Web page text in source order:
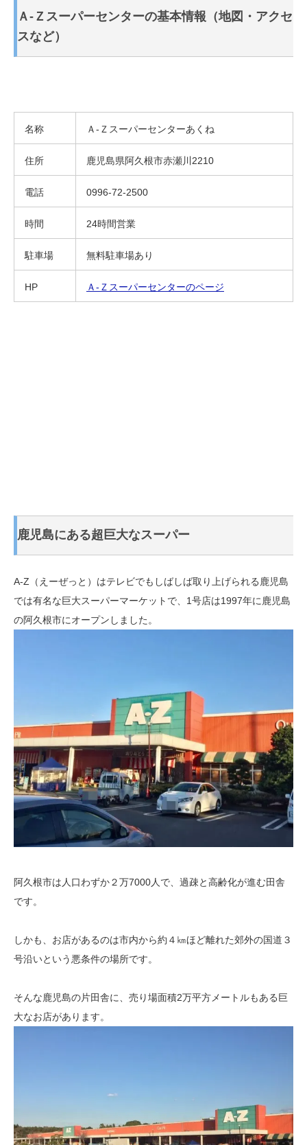
Ａ-Ｚスーパーセンターの基本情報（地図・アクセ
スなど）
名称 Ａ-Ｚスーパーセンターあくね
住所 鹿児島県阿久根市赤瀬川2210
電話 0996-72-2500
時間 24時間営業
駐車場 無料駐車場あり
HP Ａ-Ｚスーパーセンターのページ
鹿児島にある超巨大なスーパー
A-Z（えーぜっと）はテレビでもしばしば取り上げられる鹿児島
では有名な巨大スーパーマーケットで、1号店は1997年に鹿児島
の阿久根市にオープンしました。
阿久根市は人口わずか２万7000人で、過疎と高齢化が進む田舎
です。
しかも、お店があるのは市内から約４㎞ほど離れた郊外の国道３
号沿いという悪条件の場所です。
そんな鹿児島の片田舎に、売り場面積2万平方メートルもある巨
大なお店があります。